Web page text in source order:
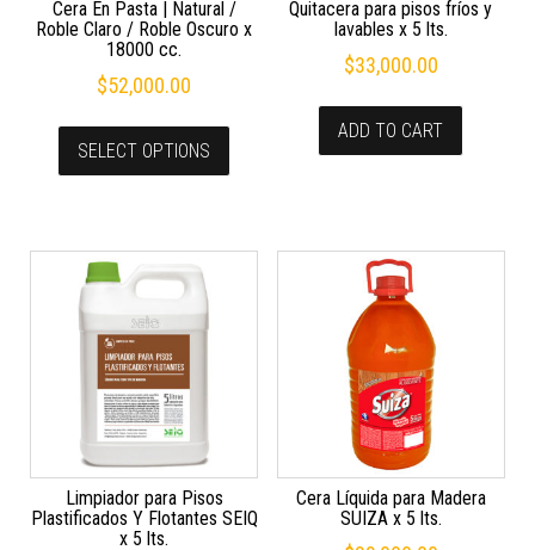
Cera En Pasta | Natural /
Roble Claro / Roble Oscuro x
18000 cc.
$52,000.00
SELECT OPTIONS
Quitacera para pisos fríos y
lavables x 5 lts.
$33,000.00
ADD TO CART
Limpiador para Pisos
Plastificados Y Flotantes SEIQ
x 5 lts.
Cera Líquida para Madera
SUIZA x 5 lts.